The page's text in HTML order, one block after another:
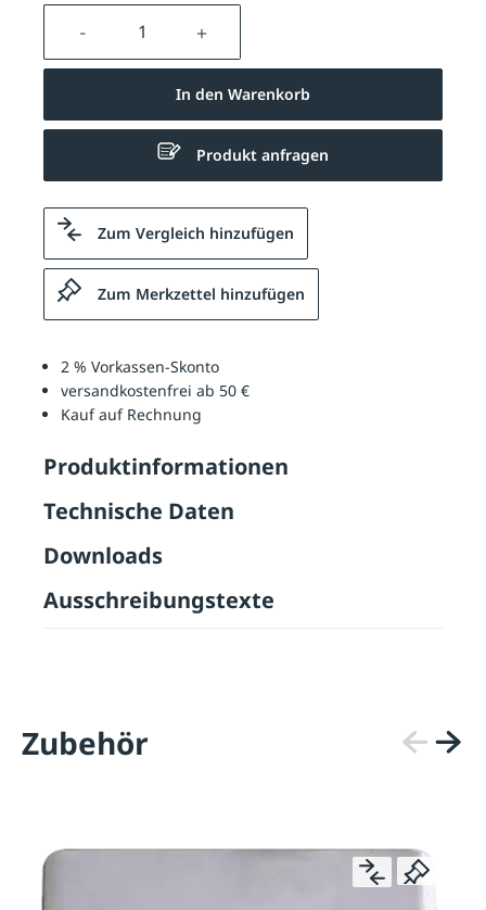
Produkt Anzahl: Gib den
In den Warenkorb
Produkt anfragen
Zum Vergleich hinzufügen
Zum Merkzettel hinzufügen
2 % Vorkassen-Skonto
versandkostenfrei ab 50 €
Kauf auf Rechnung
Produktinformationen
Technische Daten
Downloads
Ausschreibungstexte
Zubehör